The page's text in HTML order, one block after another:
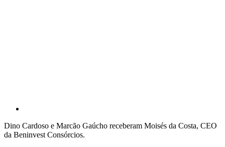
Dino Cardoso e Marcão Gaúcho receberam Moisés da Costa, CEO
da Beninvest Consórcios.